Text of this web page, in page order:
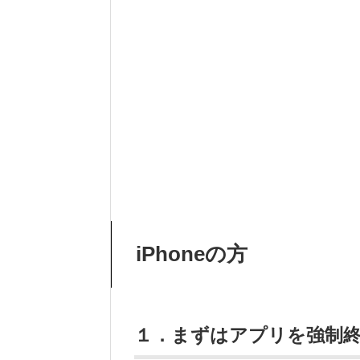
iPhoneの方
１．まずはアプリを強制